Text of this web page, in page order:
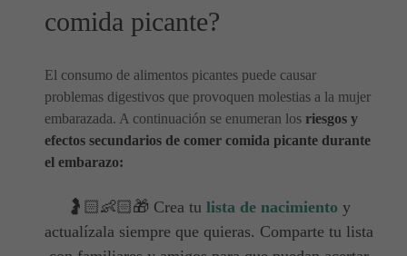
comida picante?
El consumo de alimentos picantes puede causar
problemas digestivos que provoquen molestias a la mujer
embarazada. A continuación se enumeran los riesgos y
efectos secundarios de comer comida picante durante
el embarazo:
🤰🏻👶🏻🎁 Crea tu lista de nacimiento y
actualízala siempre que quieras. Comparte tu lista